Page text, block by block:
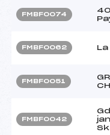
FMBF0074
FMBF0062
FMBF0051
FMBF0042